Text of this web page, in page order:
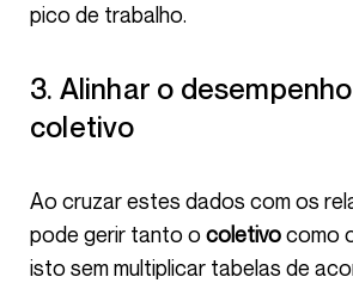
pico de trabalho.
3. Alinhar o desempenho individual e
coletivo
Ao cruzar estes dados com os relatórios Furious,
pode gerir tanto o coletivocomo
isto sem multiplicar tabelas de